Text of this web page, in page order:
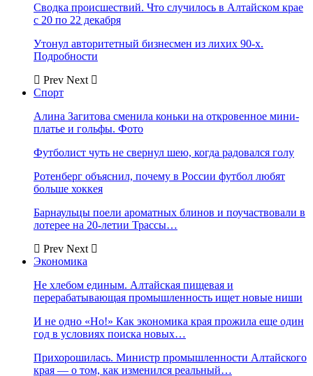
Сводка происшествий. Что случилось в Алтайском крае
с 20 по 22 декабря
Утонул авторитетный бизнесмен из лихих 90-х.
Подробности
Prev Next
Спорт
Алина Загитова сменила коньки на откровенное мини-
платье и гольфы. Фото
Футболист чуть не свернул шею, когда радовался голу
Ротенберг объяснил, почему в России футбол любят
больше хоккея
Барнаульцы поели ароматных блинов и поучаствовали в
лотерее на 20-летии Трассы…
Prev Next
Экономика
Не хлебом единым. Алтайская пищевая и
перерабатывающая промышленность ищет новые ниши
И не одно «Но!» Как экономика края прожила еще один
год в условиях поиска новых…
Прихорошилась. Министр промышленности Алтайского
края — о том, как изменился реальный…